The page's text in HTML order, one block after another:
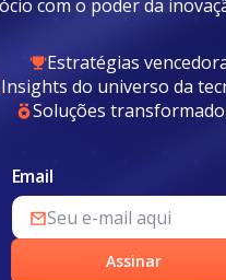
com o poder da
Estratégias
Insights do universo da
Soluções
Email
Assinar